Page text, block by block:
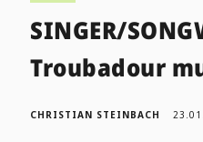
SINGER/
Troubadour
CHRISTIAN STEINBACH